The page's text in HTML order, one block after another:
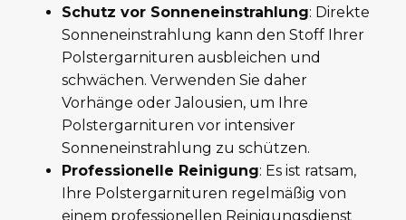
Schutz vor Sonneneinstrahlung: Direkte
Sonneneinstrahlung kann den Stoff Ihrer
Polstergarnituren ausbleichen und
schwächen. Verwenden Sie daher
Vorhänge oder Jalousien, um Ihre
Polstergarnituren vor intensiver
Sonneneinstrahlung zu schützen.
Professionelle Reinigung: Es ist ratsam,
Ihre Polstergarnituren regelmäßig von
einem professionellen Reinigungsdienst